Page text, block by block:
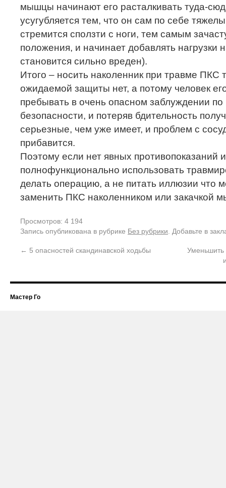
мышцы начинают его расталкивать туда-
усугубляется тем, что он сам по себе
стремится сползти с ноги, тем самым
положения, и начинает добавлять нагрузки
становится сильно вреден).
Итого – носить наколенник при травме ПКС
ожидаемой защиты нет, а потому человек
пребывать в очень опасном заблуждении по
безопасности, и потеряв бдительность
серьезные, чем уже имеет, и проблем с
прибавится.
Поэтому если нет явных противопоказаний
полнофункционально использовать
делать операцию, а не питать иллюзии что
заменить ПКС наколенником или закачкой
Просмотров: 4 194
Запись опубликована в рубрике Без рубрики . Добавьте в
← 5 опасностей скандинавской ходьбы
Уменьшить
Мастер Го